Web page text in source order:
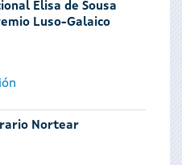
Elisa de Sousa
Luso-Galaico
Nortear